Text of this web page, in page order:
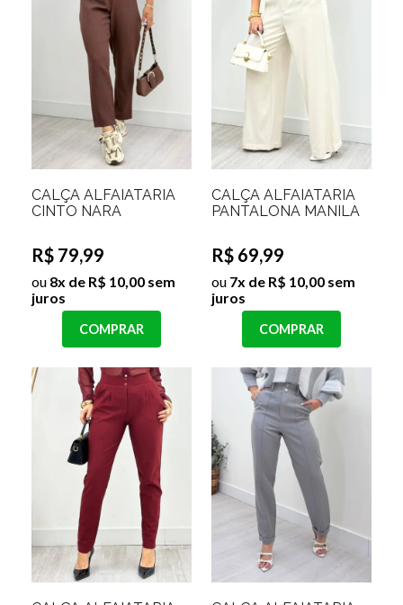
CALÇA ALFAIATARIA
CINTO NARA
R$ 79,99
ou 8x de R$ 10,00 sem
juros
COMPRAR
CALÇA ALFAIATARIA
PANTALONA MANILA
R$ 69,99
ou 7x de R$ 10,00 sem
juros
COMPRAR